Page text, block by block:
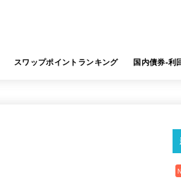
スワップポイントランキング 国内債券-利